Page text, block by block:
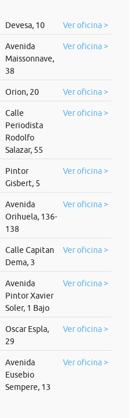
Devesa, 10 Ver oficina >
Avenida
Maissonnave,
38
Ver oficina >
Orion, 20 Ver oficina >
Calle
Periodista
Rodolfo
Salazar, 55
Ver oficina >
Pintor
Gisbert, 5
Ver oficina >
Avenida
Orihuela, 136-
138
Ver oficina >
Calle Capitan
Dema, 3
Ver oficina >
Avenida
Pintor Xavier
Soler, 1 Bajo
Ver oficina >
Oscar Espla,
29
Ver oficina >
Avenida
Eusebio
Sempere, 13
Ver oficina >